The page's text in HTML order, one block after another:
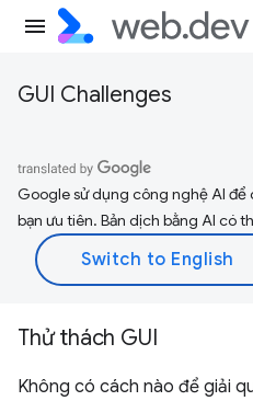
GUI Challenges
Google sử dụng công nghệ AI
bạn ưu tiên. Bản dịch bằng AI có
Thử thách GUI
Không có cách nào để giải